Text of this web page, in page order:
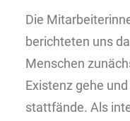
Die
berichteten uns
Menschen
Existenz gehe
stattfände. Als